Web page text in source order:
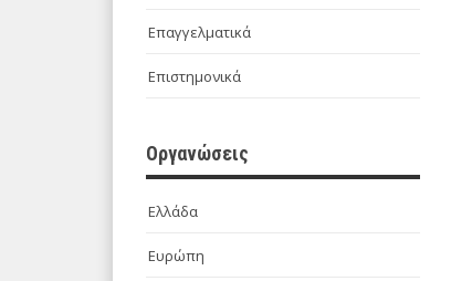
Επαγγελματικά
Επιστημονικά
Οργανώσεις
Ελλάδα
Ευρώπη